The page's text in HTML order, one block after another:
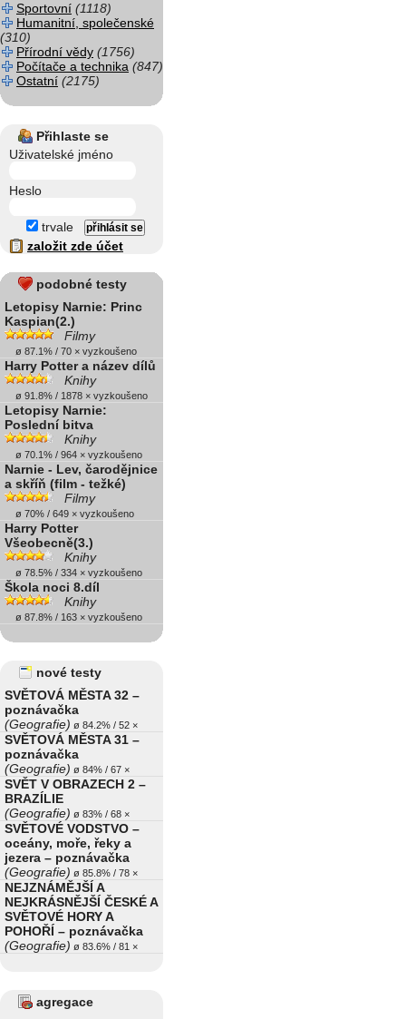
Sportovní (1118)
Humanitní, společenské
(310)
Přírodní vědy (1756)
Počítače a technika (847)
Ostatní (2175)
Přihlaste se
Uživatelské jméno
Heslo
trvale
založit zde účet
podobné testy
Letopisy Narnie: Princ
Kaspian(2.)
Filmy
ø 87.1% / 70 × vyzkoušeno
Harry Potter a název dílů
Knihy
ø 91.8% / 1878 × vyzkoušeno
Letopisy Narnie:
Poslední bitva
Knihy
ø 70.1% / 964 × vyzkoušeno
Narnie - Lev, čarodějnice
a skříň (film - težké)
Filmy
ø 70% / 649 × vyzkoušeno
Harry Potter
Všeobecně(3.)
Knihy
ø 78.5% / 334 × vyzkoušeno
Škola noci 8.díl
Knihy
ø 87.8% / 163 × vyzkoušeno
nové testy
SVĚTOVÁ MĚSTA 32 –
poznávačka
(Geografie) ø 84.2% / 52 ×
SVĚTOVÁ MĚSTA 31 –
poznávačka
(Geografie) ø 84% / 67 ×
SVĚT V OBRAZECH 2 –
BRAZÍLIE
(Geografie) ø 83% / 68 ×
SVĚTOVÉ VODSTVO –
oceány, moře, řeky a
jezera – poznávačka
(Geografie) ø 85.8% / 78 ×
NEJZNÁMĚJŠÍ A
NEJKRÁSNĚJŠÍ ČESKÉ A
SVĚTOVÉ HORY A
POHOŘÍ – poznávačka
(Geografie) ø 83.6% / 81 ×
agregace